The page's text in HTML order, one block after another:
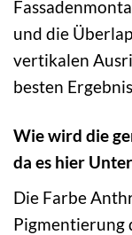
und die
vertikalen
besten
Wie wird die
da es hier
Die Farbe
Pigmentierung